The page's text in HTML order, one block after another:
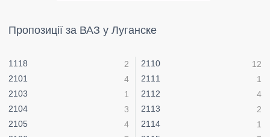
Пропозиції за ВАЗ у Луганске
1118
2
2101
4
2103
1
2104
3
2105
4
2110
12
2111
1
2112
4
2113
2
2114
1